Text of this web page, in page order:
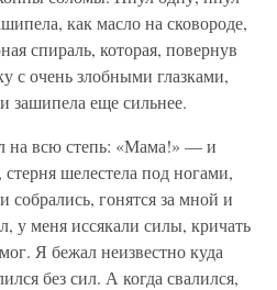
как масло на сковороде,
спираль, которая, повернув
с очень злобными глазками,
зашипела еще сильнее.
на всю степь: «Мама!» — и
шелестела под ногами,
собрались, гонятся за мной и
у меня иссякали силы, кричать
Я бежал неизвестно куда
без сил. А когда свалился,